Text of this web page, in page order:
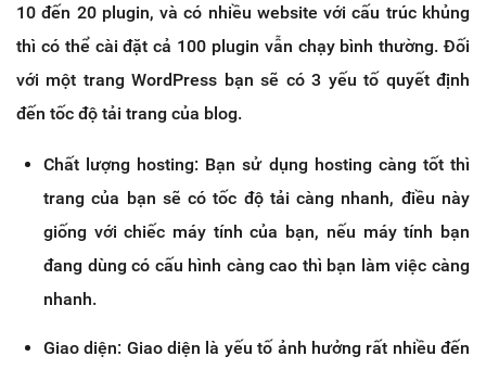
10 đến 20 plugin, và có nhiều website với cấu trúc khủng
thì có thể cài đặt cả 100 plugin vẫn chạy bình thường. Đối
với một trang WordPress bạn sẽ có 3 yếu tố quyết định
đến tốc độ tải trang của blog.
Chất lượng hosting: Bạn sử dụng hosting càng tốt thì
trang của bạn sẽ có tốc độ tải càng nhanh, điều này
giống với chiếc máy tính của bạn, nếu máy tính bạn
đang dùng có cấu hình càng cao thì bạn làm việc càng
nhanh.
Giao diện: Giao diện là yếu tố ảnh hưởng rất nhiều đến